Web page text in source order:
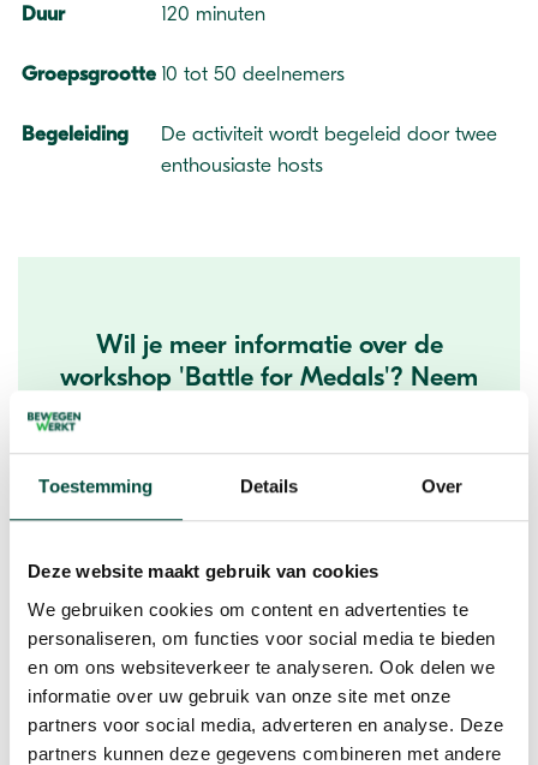
Toestemming Details Over
Deze website maakt gebruik van cookies
We gebruiken cookies om content en advertenties te
personaliseren, om functies voor social media te bieden
en om ons websiteverkeer te analyseren. Ook delen we
informatie over uw gebruik van onze site met onze
partners voor social media, adverteren en analyse. Deze
partners kunnen deze gegevens combineren met andere
Duur 120 minuten
Groepsgrootte 10 tot 50 deelnemers
Begeleiding
De activiteit wordt begeleid door twee
enthousiaste hosts
Wil je meer informatie over de
workshop 'Battle for Medals'? Neem